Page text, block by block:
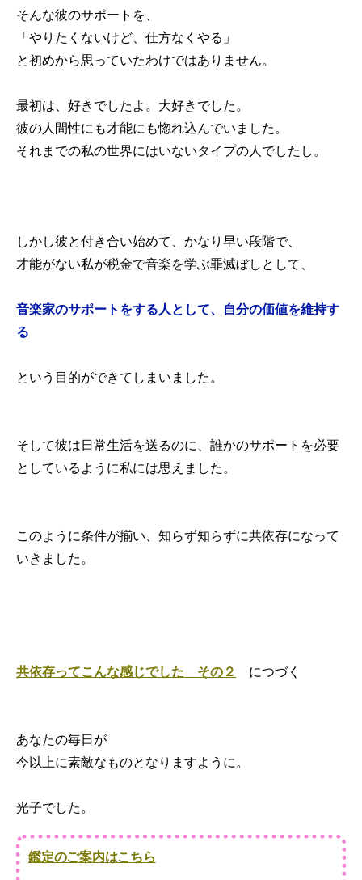
そんな彼のサポートを、
「やりたくないけど、仕方なくやる」
と初めから思っていたわけではありません。
最初は、好きでしたよ。大好きでした。
彼の人間性にも才能にも惚れ込んでいました。
それまでの私の世界にはいないタイプの人でしたし。
しかし彼と付き合い始めて、かなり早い段階で、
才能がない私が税金で音楽を学ぶ罪滅ぼしとして、
音楽家のサポートをする人として、自分の価値を維持す
る
という目的ができてしまいました。
そして彼は日常生活を送るのに、誰かのサポートを必要
としているように私には思えました。
このように条件が揃い、知らず知らずに共依存になって
いきました。
共依存ってこんな感じでした その２ につづく
あなたの毎日が
今以上に素敵なものとなりますように。
光子でした。
鑑定のご案内はこちら